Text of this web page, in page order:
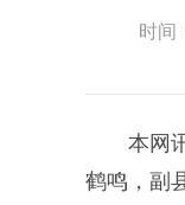
时间
本网讯
鹤鸣，副